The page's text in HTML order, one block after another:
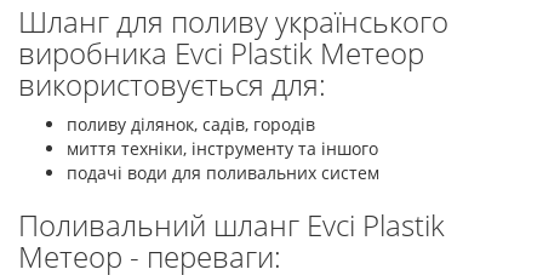
Шланг для поливу українського
виробника Evci Plastik Метеор
використовується для:
поливу ділянок, садів, городів
миття техніки, інструменту та іншого
подачі води для поливальних систем
Поливальний шланг Evci Plastik
Метеор - переваги: